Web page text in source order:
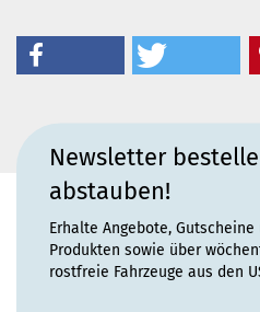
Newsletter
abstauben!
Erhalte Angebote,
Produkten sowie über
rostfreie Fahrzeuge aus den